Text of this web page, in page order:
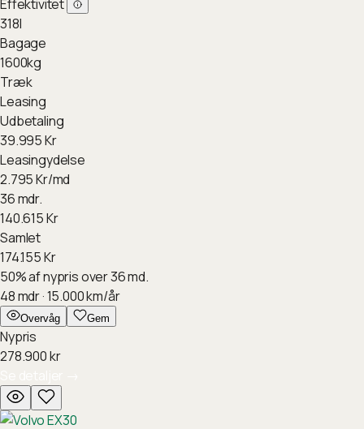
Effektivitet
318l
Bagage
1600kg
Træk
Leasing
Udbetaling
39.995Kr
Leasingydelse
2.795Kr/md
36 mdr.
140.615Kr
Samlet
174.155Kr
50%af nypris over 36 md.
48mdr ·15.000km/år
Overvåg Gem
Nypris
278.900kr